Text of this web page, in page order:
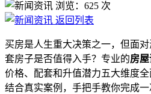
浏览： 625 次
返回列表
买房是人生重大决策之一，但面
套房子是否值得入手？专业的房屋
价格、配套和升值潜力五大维度
结合真实案例，手把手教你完成